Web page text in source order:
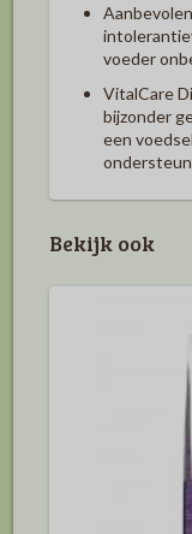
voeder
VitalCare
bijzonder
een
Bekijk ook